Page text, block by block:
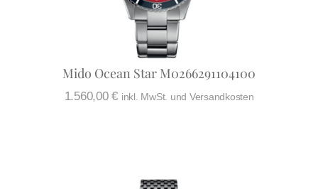
Mido Ocean Star M0266291104100
1.560,00€ inkl. MwSt. und Versandkosten